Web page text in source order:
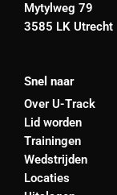
Mytylweg 79
3585 LK Utrecht
Snel naar
Over U-Track
Lid worden
Trainingen
Wedstrijden
Locaties